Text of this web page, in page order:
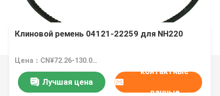
Клиновой ремень 04121-22259 для NH220
Цена：CN¥72.26-130.06/pieces
Лучшая цена
контактные
данные